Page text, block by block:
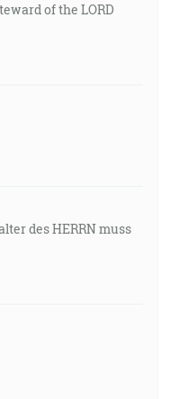
of the LORD
des HERRN muss